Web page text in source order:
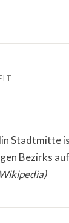
Stadtmitte
Bezirks